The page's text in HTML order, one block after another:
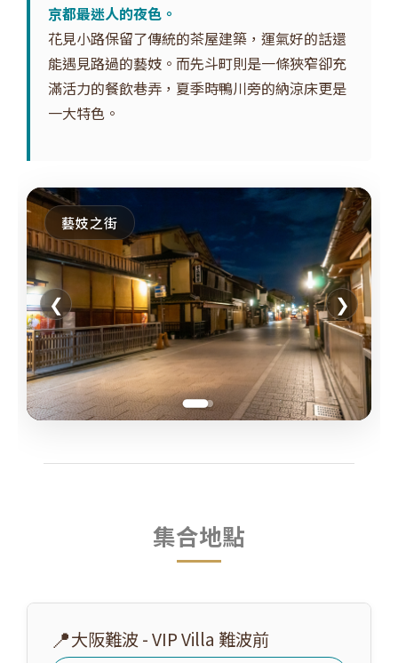
京都最迷人的夜色。
花見小路保留了傳統的茶屋建築，運氣好的話還
能遇見路過的藝妓。而先斗町則是一條狹窄卻充
滿活力的餐飲巷弄，夏季時鴨川旁的納涼床更是
一大特色。
藝妓之街
❮ ❯
集合地點
📍大阪難波 - VIP Villa 難波前